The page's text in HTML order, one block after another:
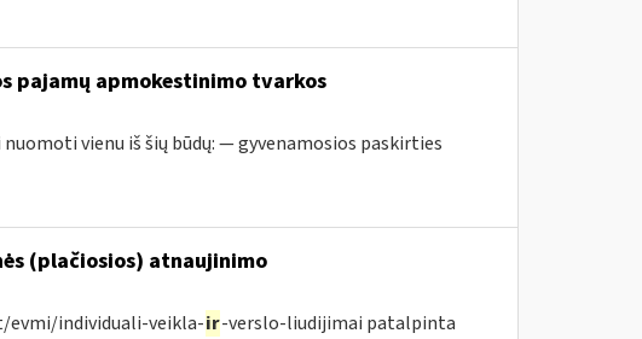
pajamų apmokestinimo tvarkos
vienu iš šių būdų: — gyvenamosios paskirties
(plačiosios) atnaujinimo
evmi/individuali-veikla-ir-verslo-liudijimai patalpinta